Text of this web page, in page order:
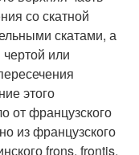
со скатной
скатами, а
чертой или
этого
от французского
из французского
frons, frontis,